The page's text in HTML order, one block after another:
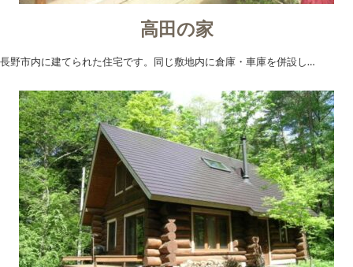
高田の家
長野市内に建てられた住宅です。同じ敷地内に倉庫・車庫を併設し…